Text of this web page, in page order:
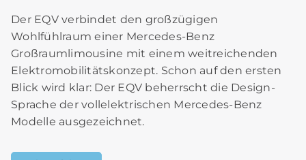
Der EQV verbindet den großzügigen
Wohlfühlraum einer Mercedes-Benz
Großraumlimousine mit einem weitreichenden
Elektromobilitätskonzept. Schon auf den ersten
Blick wird klar: Der EQV beherrscht die Design-
Sprache der vollelektrischen Mercedes-Benz
Modelle ausgezeichnet.